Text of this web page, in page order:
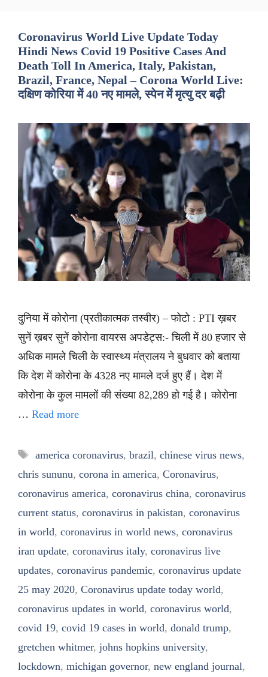
Coronavirus World Live Update Today
Hindi News Covid 19 Positive Cases And
Death Toll In America, Italy, Pakistan,
Brazil, France, Nepal – Corona World Live:
दक्षिण कोरिया में 40 नए मामले, स्पेन में मृत्यु दर बढ़ी
दुनिया में कोरोना (प्रतीकात्मक तस्वीर) – फोटो : PTI ख़बर
सुनें ख़बर सुनें कोरोना वायरस अपडेट्स:- चिली में 80 हजार से
अधिक मामले चिली के स्वास्थ्य मंत्रालय ने बुधवार को बताया
कि देश में कोरोना के 4328 नए मामले दर्ज हुए हैं। देश में
कोरोना के कुल मामलों की संख्या 82,289 हो गई है। कोरोना
… Read more
Tags
america coronavirus, brazil, chinese virus news,
chris sununu, corona in america, Coronavirus,
coronavirus america, coronavirus china, coronavirus
current status, coronavirus in pakistan, coronavirus
in world, coronavirus in world news, coronavirus
iran update, coronavirus italy, coronavirus live
updates, coronavirus pandemic, coronavirus update
25 may 2020, Coronavirus update today world,
coronavirus updates in world, coronavirus world,
covid 19, covid 19 cases in world, donald trump,
gretchen whitmer, johns hopkins university,
lockdown, michigan governor, new england journal,